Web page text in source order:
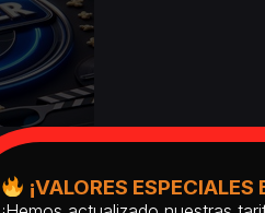
¡VALORES